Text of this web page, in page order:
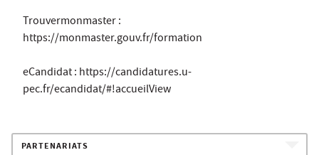
Trouvermonmaster :
https://monmaster.gouv.fr/formation
eCandidat : https://candidatures.u-
pec.fr/ecandidat/#!accueilView
PARTENARIATS